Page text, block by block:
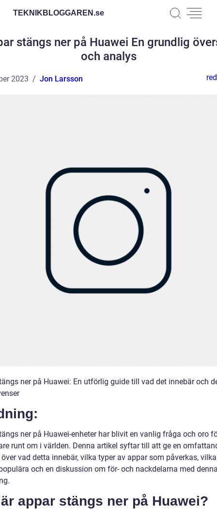
TEKNIKBLOGGAREN.se
stängs ner på Huawei En grundlig
och analys
2023 Jon Larsson
ner på Huawei: En utförlig guide till vad det innebär och
ner på Huawei-enheter har blivit en vanlig fråga och oro
runt om i världen. Denna artikel syftar till att ge en
vad detta innebär, vilka typer av appar som påverkas,
och en diskussion om för- och nackdelarna med
appar stängs ner på Huawei?